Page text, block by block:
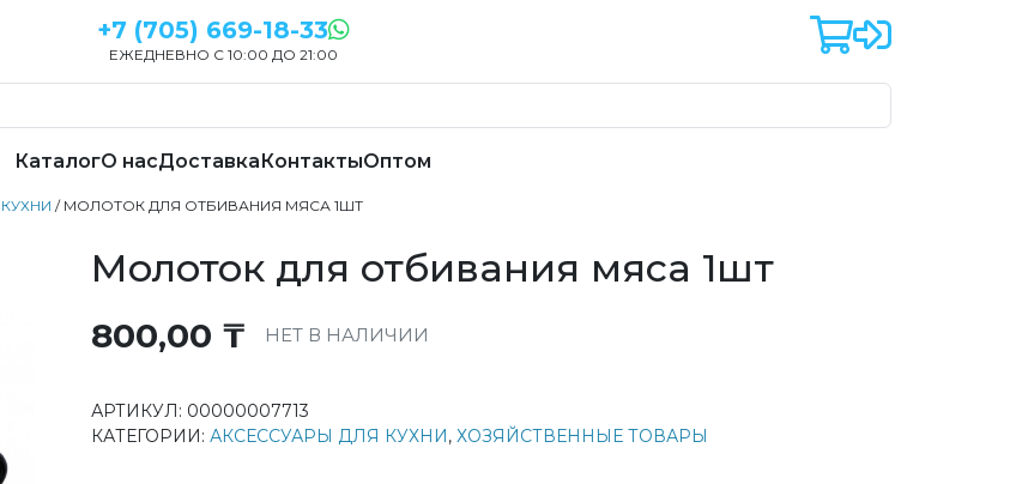
+7 (705) 669-18-33
ЕЖЕДНЕВНО С 10:00 ДО 21:00
КаталогО насДоставкаКонтактыОптом
/ МОЛОТОК ДЛЯ ОТБИВАНИЯ МЯСА 1ШТ
Молоток для отбивания мяса 1шт
800,00 ₸ НЕТ В НАЛИЧИИ
АРТИКУЛ: 00000007713
КАТЕГОРИИ: АКСЕССУАРЫ ДЛЯ КУХНИ, ХОЗЯЙСТВЕННЫЕ ТОВАРЫ